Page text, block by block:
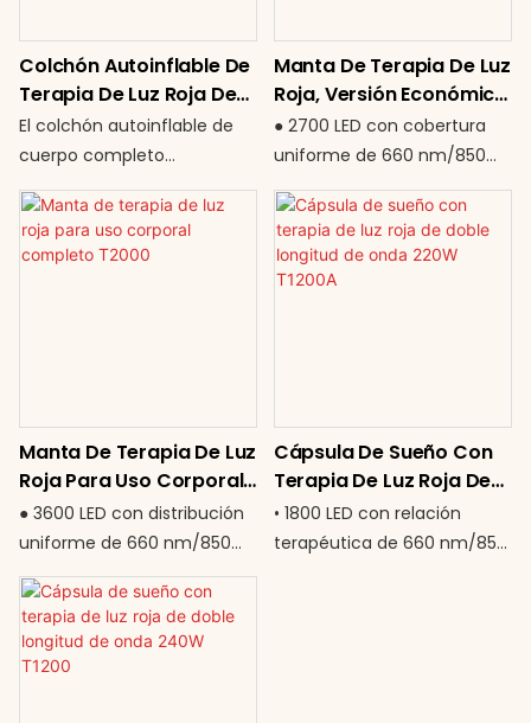
Colchón Autoinflable De
Terapia De Luz Roja De
Cuerpo Completo | 1200
LED Con Tecnología De
El colchón autoinflable de
cuerpo completo
representa la próxima
generación de
fotobiomodulación (PBM)
esterilla corporal de 1200 LED
con una mascarilla facial
especializada de 264 LED,
ideal para quienes deseen
combinar ambos usos. Su
exclusiva función de inflado
automático recargable
permite un tratamiento
corporal completo de
Manta De Terapia De Luz
Roja, Versión Económica,
Para Uso Corporal
Completo – T2000A
● 2700 LED con cobertura
uniforme de 660 nm/850
nm ● Potencia de 260 W:
eficiente y segura para uso
regular ● Mismo diseño
espacioso y fácil de usar
plug-and-play
Recuperación premium.
Valor inteligente.
Manta De Terapia De Luz
Roja Para Uso Corporal
Completo T2000
● 3600 LED con distribución
uniforme de 660 nm/850
nm para una cobertura
corporal completa ● Diseño
cómodo tipo capullo para
una inmersión total ●
Cápsula De Sueño Con
Terapia De Luz Roja De
Doble Longitud De Onda
220W T1200A
• 1800 LED con relación
terapéutica de 660 nm/850